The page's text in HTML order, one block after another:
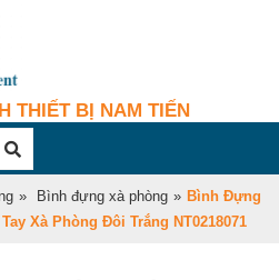
THIẾT BỊ NAM TIẾN
» Bình đựng xà phòng » Bình Đựng
Xà Phòng Đôi Trắng NT0218071